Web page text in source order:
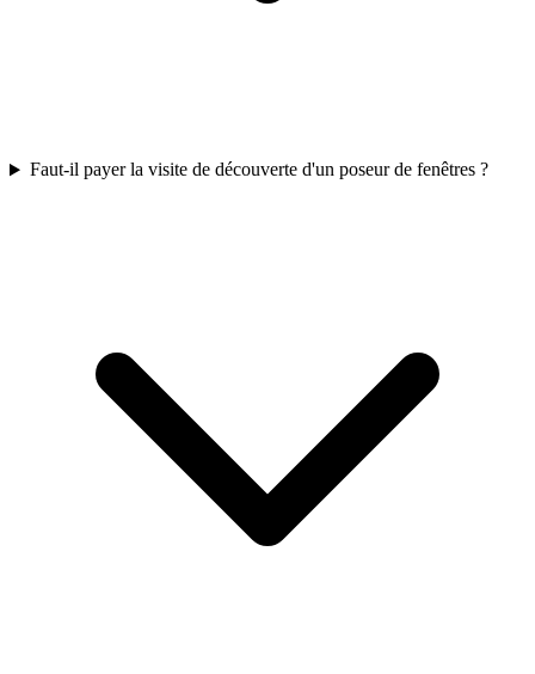
Faut-il payer la visite de découverte d'un poseur de fenêtres ?